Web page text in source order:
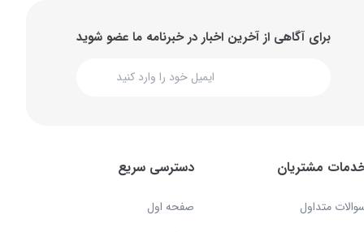
برای آگاهی از آخرین اخبار در خبرنامه ما عضو شوید
مشتریان
متداول
دسترسی سریع
صفحه اول